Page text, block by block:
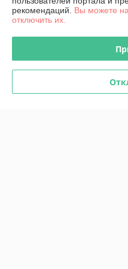
ул. Жуковского 11А,
Сегодня работает с
рекомендаций. Вы можете
отключить их.